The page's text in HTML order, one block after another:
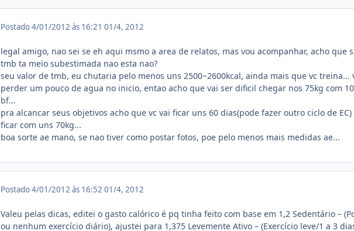
Postado4/01/2012 às 16:21 01/4, 2012
legal amigo, nao sei se eh aqui msmo a area de relatos, mas vou acompanhar, acho que
tmb ta meio subestimada nao esta nao?
seu valor de tmb, eu chutaria pelo menos uns 2500~2600kcal, ainda mais que vc treina...
perder um pouco de agua no inicio, entao acho que vai ser dificil chegar nos 75kg com
bf...
pra alcancar seus objetivos acho que vc vai ficar uns 60 dias(pode fazer outro ciclo de EC)
ficar com uns 70kg...
boa sorte ae mano, se nao tiver como postar fotos, poe pelo menos mais medidas ae...
Postado4/01/2012 às 16:52 01/4, 2012
Valeu pelas dicas, editei o gasto calórico é pq tinha feito com base em 1,2 Sedentário –
ou nenhum exercício diário), ajustei para 1,375 Levemente Ativo – (Exercício leve/1 a 3